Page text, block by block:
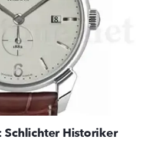
Schlichter Historiker